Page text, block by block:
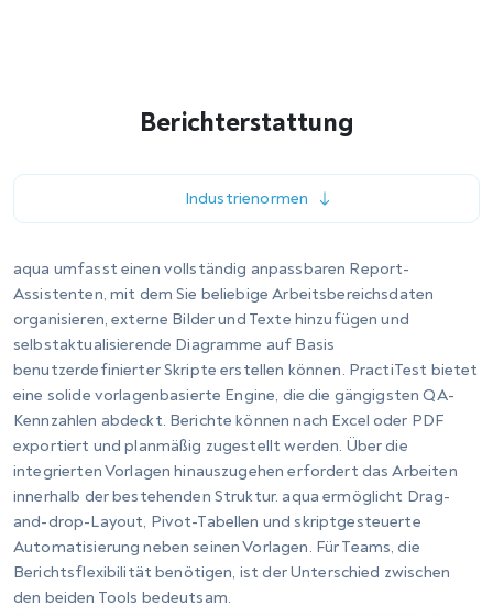
finden, ohne dass ich mich
beschäftigt hatte.“
Leiter der Abteilung Entwicklung
bei Bank 11
„Die Berichterstattung ist
aussagekräftig und bietet eine
gute Grundlage für
Entscheidungen. Nach dem
Gebrauch von aqua erkennen